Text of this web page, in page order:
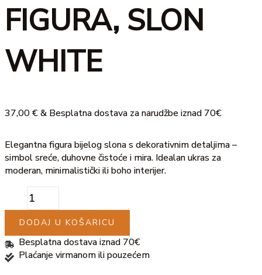
FIGURA, SLON
WHITE
37,00€& Besplatna dostava za narudžbe iznad 70€
Elegantna figura bijelog slona s dekorativnim detaljima –
simbol sreće, duhovne čistoće i mira. Idealan ukras za
moderan, minimalistički ili boho interijer.
DODAJ U KOŠARICU
Besplatna dostava iznad 70€
Plaćanje virmanom ili pouzećem